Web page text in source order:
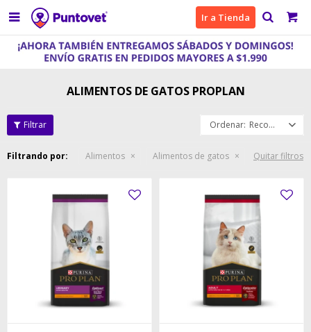
 Ir a Tienda
ALIMENTOS DE GATOS PROPLAN
Recomendados
Filtrando por: Alimentos Alimentos de gatos Quitar filtros